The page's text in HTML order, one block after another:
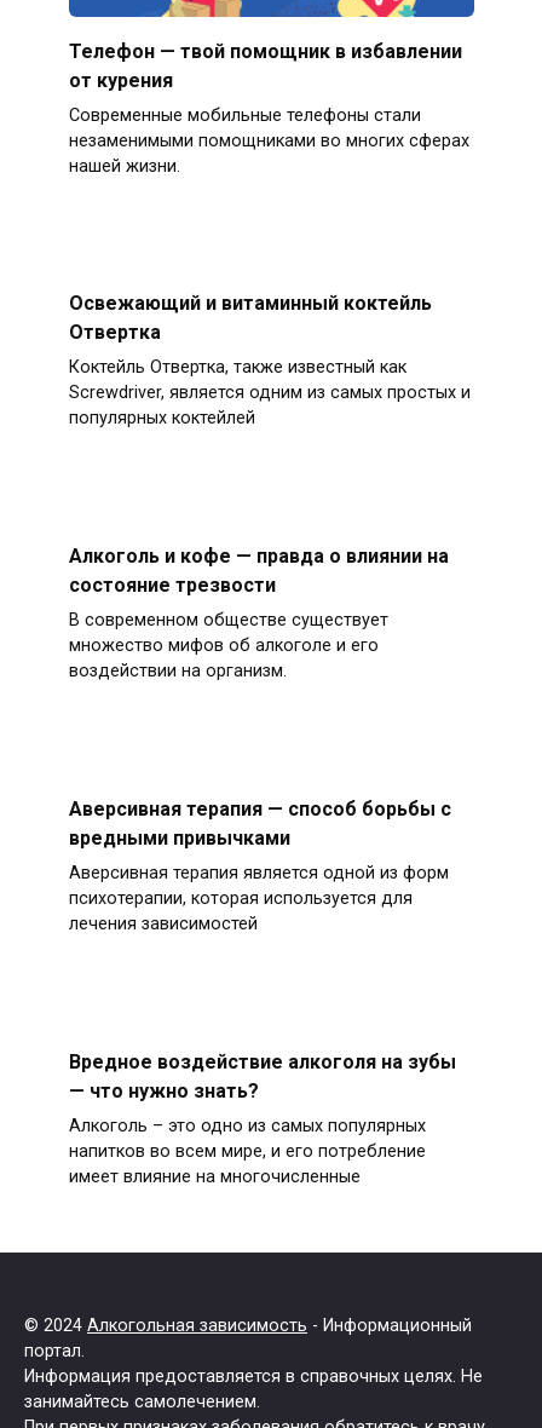
Телефон — твой помощник в избавлении
от курения
Современные мобильные телефоны стали
незаменимыми помощниками во многих сферах
нашей жизни.
Освежающий и витаминный коктейль
Отвертка
Коктейль Отвертка, также известный как
Screwdriver, является одним из самых простых и
популярных коктейлей
Алкоголь и кофе — правда о влиянии на
состояние трезвости
В современном обществе существует
множество мифов об алкоголе и его
воздействии на организм.
Аверсивная терапия — способ борьбы с
вредными привычками
Аверсивная терапия является одной из форм
психотерапии, которая используется для
лечения зависимостей
Вредное воздействие алкоголя на зубы
— что нужно знать?
Алкоголь – это одно из самых популярных
напитков во всем мире, и его потребление
имеет влияние на многочисленные
© 2024 Алкогольная зависимость - Информационный
портал.
Информация предоставляется в справочных целях. Не
занимайтесь самолечением.